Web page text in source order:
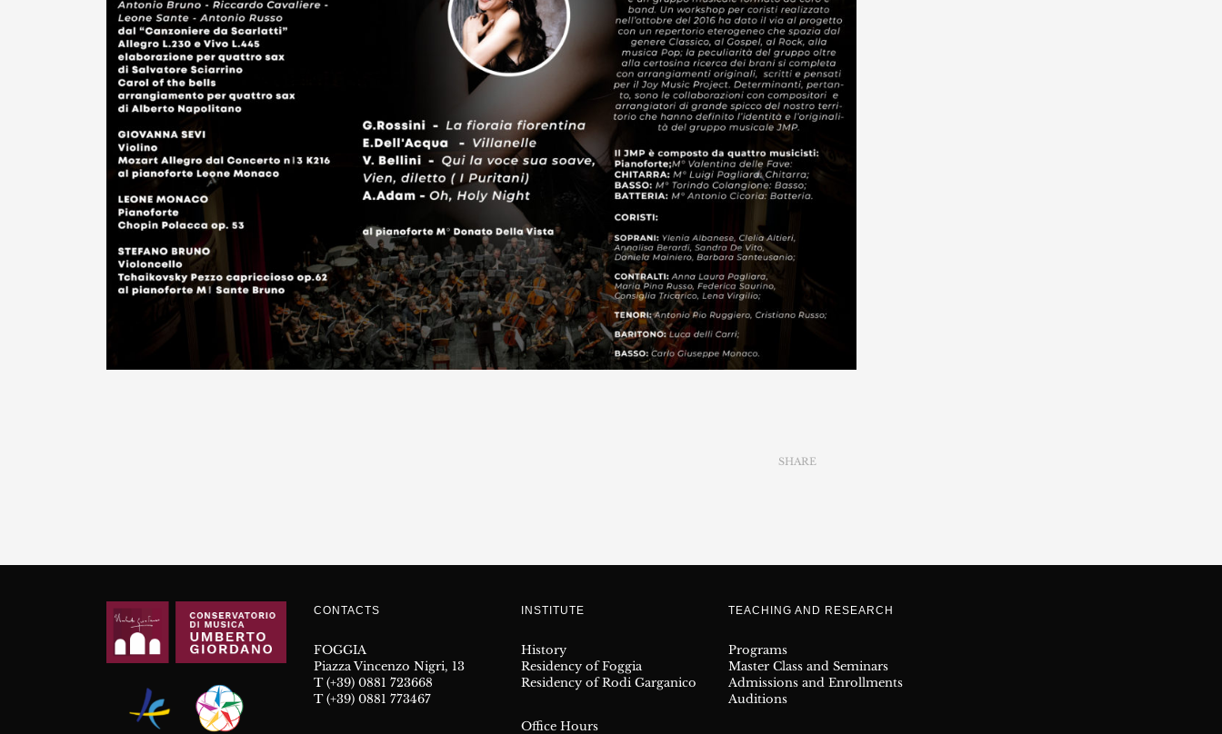
SHARE
CONTACTS
FOGGIA
Piazza Vincenzo Nigri, 13
T (+39) 0881 723668
T (+39) 0881 773467
INSTITUTE
History
Residency of Foggia
Residency of Rodi Garganico
Office Hours
TEACHING AND RESEARCH
Programs
Master Class and Seminars
Admissions and Enrollments
Auditions